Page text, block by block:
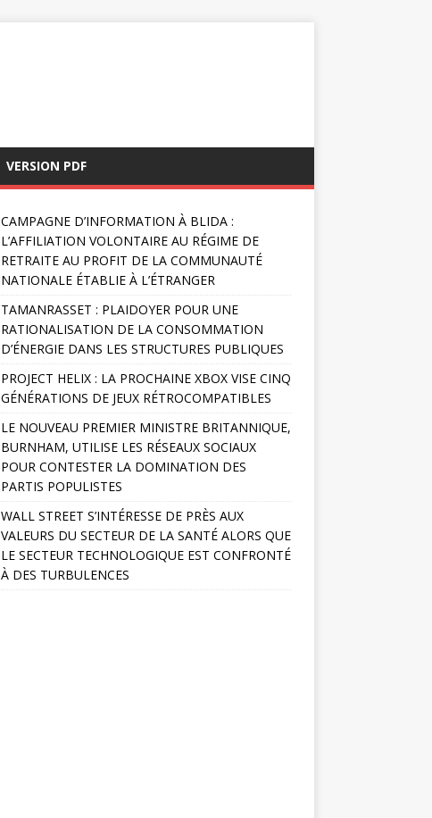
VERSION PDF
CAMPAGNE D’INFORMATION À BLIDA :
L’AFFILIATION VOLONTAIRE AU RÉGIME DE
RETRAITE AU PROFIT DE LA COMMUNAUTÉ
NATIONALE ÉTABLIE À L’ÉTRANGER
TAMANRASSET : PLAIDOYER POUR UNE
RATIONALISATION DE LA CONSOMMATION
D’ÉNERGIE DANS LES STRUCTURES PUBLIQUES
PROJECT HELIX : LA PROCHAINE XBOX VISE CINQ
GÉNÉRATIONS DE JEUX RÉTROCOMPATIBLES
LE NOUVEAU PREMIER MINISTRE BRITANNIQUE,
BURNHAM, UTILISE LES RÉSEAUX SOCIAUX
POUR CONTESTER LA DOMINATION DES
PARTIS POPULISTES
WALL STREET S’INTÉRESSE DE PRÈS AUX
VALEURS DU SECTEUR DE LA SANTÉ ALORS QUE
LE SECTEUR TECHNOLOGIQUE EST CONFRONTÉ
À DES TURBULENCES